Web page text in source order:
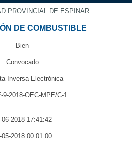
PROVINCIAL DE ESPINAR
DE COMBUSTIBLE
Bien
Convocado
Inversa Electrónica
9-2018-OEC-MPE/C-1
06-2018 17:41:42
05-2018 00:01:00